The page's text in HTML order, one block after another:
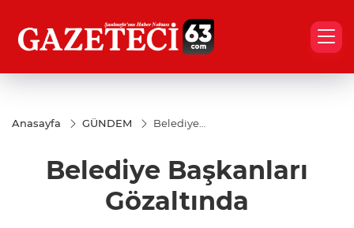
Anasayfa GÜNDEM
Belediye
Belediye Başkanları
Gözaltında